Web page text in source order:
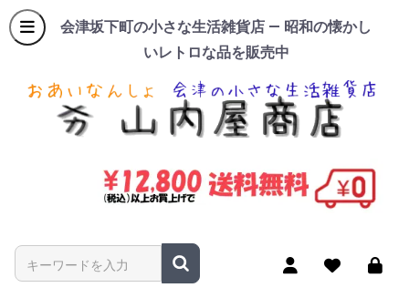
会津坂下町の小さな生活雑貨店 — 昭和の懐かし
いレトロな品を販売中
商品名やキーワードを入力